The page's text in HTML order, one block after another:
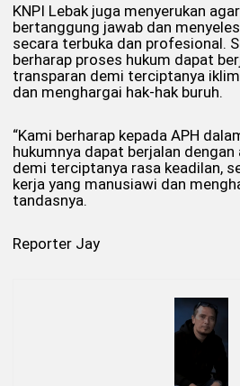
KNPI Lebak juga menyerukan
bertanggung jawab dan
secara terbuka dan profesional.
berharap proses hukum dapat
transparan demi terciptanya
dan menghargai hak-hak buruh.
“Kami berharap kepada APH
hukumnya dapat berjalan
demi terciptanya rasa keadilan,
kerja yang manusiawi dan
tandasnya.
Reporter Jay